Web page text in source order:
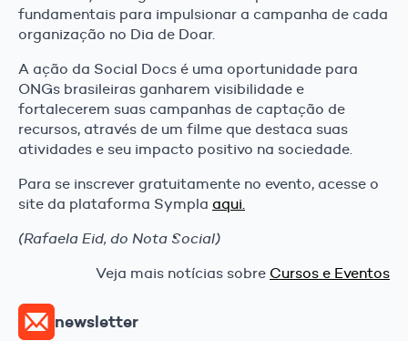
fundamentais para impulsionar a campanha de cada
organização no Dia de Doar.
A ação da Social Docs é uma oportunidade para
ONGs brasileiras ganharem visibilidade e
fortalecerem suas campanhas de captação de
recursos, através de um filme que destaca suas
atividades e seu impacto positivo na sociedade.
Para se inscrever gratuitamente no evento, acesse o
site da plataforma Sympla aqui.
(Rafaela Eid, do Nota Social)
Veja mais notícias sobre Cursos e Eventos
newsletter